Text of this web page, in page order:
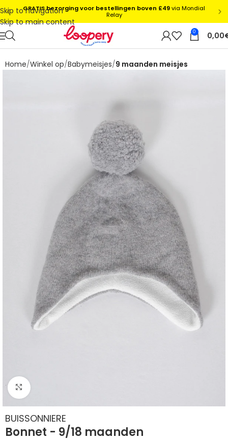
Skip to navigation
Skip to main content
0 0,00
Home Winkel op Babymeisjes 9 maanden meisjes
Klik om te vergroten
BUISSONNIERE
Bonnet - 9/18 maanden